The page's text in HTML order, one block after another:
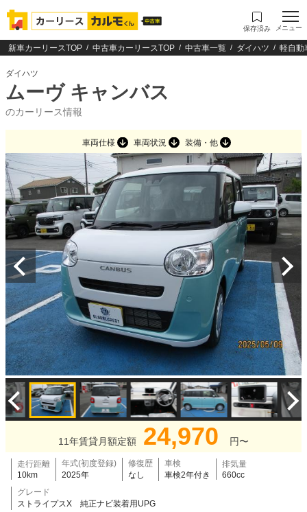
保存済み メニュー
新車カーリースTOP 中古車カーリースTOP 中古車一覧 ダイハツ 軽自動
ダイハツ
ムーヴ キャンバス
のカーリース情報
車両仕様 車両状況 装備・他
11年賃貸月額定額 24,970 円〜
走行距離
10km
年式(初度登録)
2025年
修復歴
なし
車検
車検2年付き
排気量
660cc
グレード
ストライプスX 純正ナビ装着用UPG